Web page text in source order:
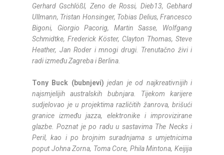
Gerhard Gschlößl, Zeno de Rossi, Dieb13, Gebhard
Ullmann, Tristan Honsinger, Tobias Delius, Francesco
Bigoni, Giorgio Pacorig, Martin Sasse, Wolfgang
Schmidtke, Frederick Köster, Clayton Thomas, Steve
Heather, Jan Roder i mnogi drugi. Trenutačno živi i
radi između Zagreba i Berlina.
Tony Buck (bubnjevi) jedan je od najkreativnijih i
najsmjelijih australskih bubnjara. Tijekom karijere
sudjelovao je u projektima različitih žanrova, brišući
granice između jazza, elektronike i improvizirane
glazbe. Poznat je po radu u sastavima The Necks i
Peril, kao i po brojnim suradnjama s umjetnicima
poput Johna Zorna, Toma Core, Phila Mintona, Keijija